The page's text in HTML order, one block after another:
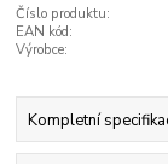
Číslo produktu:
EAN kód:
Výrobce:
Kompletní